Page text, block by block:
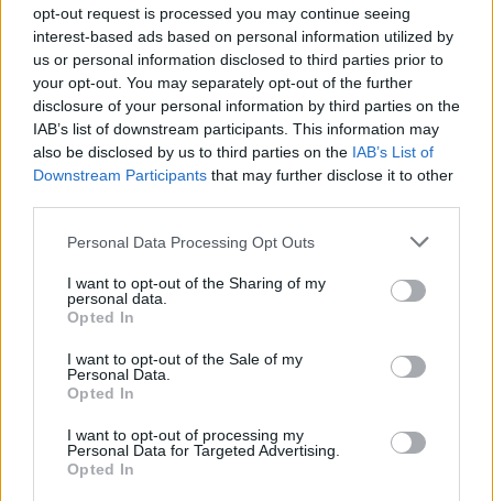
opt-out request is processed you may continue seeing
interest-based ads based on personal information utilized by
us or personal information disclosed to third parties prior to
your opt-out. You may separately opt-out of the further
disclosure of your personal information by third parties on the
IAB’s list of downstream participants. This information may
also be disclosed by us to third parties on the IAB’s List of
Downstream Participants that may further disclose it to other
Personal Data Processing Opt Outs
I want to opt-out of the Sharing of my
personal data.
Opted In
I want to opt-out of the Sale of my
Personal Data.
Opted In
I want to opt-out of processing my
Personal Data for Targeted Advertising.
Opted In
Παρακολουθήστε σε ζωντανή μετάδοση από το
Δημοτικό Γήπεδο Κατσικάς τον αγώνα της
τελευταίας αγωνιστικής των μπαράζ
πρωταθλητών ΕΠΣ μεταξύ της Θύελλας και της
Αναγέννησης Στάνου: